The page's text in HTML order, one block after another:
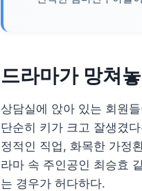
드라마가 망쳐
상담실에 앉아 있는 회원
단순히 키가 크고 잘생겼
정적인 직업, 화목한 가정
라마 속 주인공인 최승효
는 경우가 허다하다.